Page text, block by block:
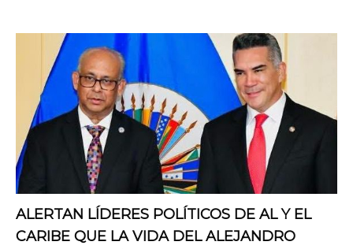
ALERTAN LÍDERES POLÍTICOS DE AL Y EL
CARIBE QUE LA VIDA DEL ALEJANDRO